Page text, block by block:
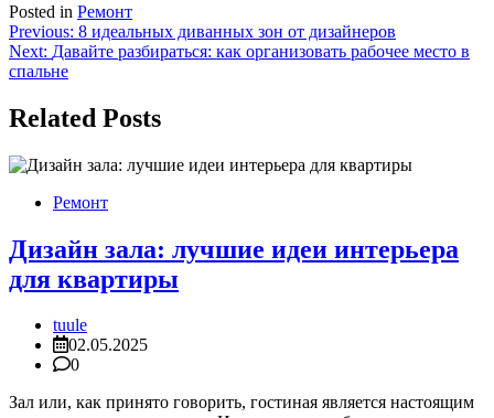
Posted in Ремонт
Навигация
по
Previous: 8 идеальных диванных зон от дизайнеров
Next: Давайте разбираться: как организовать рабочее место в
спальне
Related Posts
Ремонт
Дизайн зала: лучшие идеи интерьера
для квартиры
tuule
02.05.2025
0
Зал или, как принято говорить, гостиная является настоящим